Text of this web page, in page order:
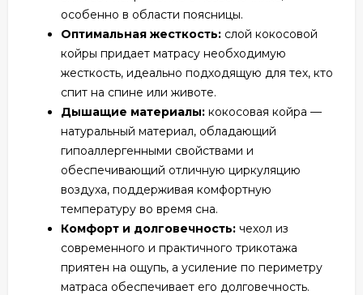
особенно в области поясницы.
Оптимальная жесткость: слой кокосовой
койры придает матрасу необходимую
жесткость, идеально подходящую для тех, кто
спит на спине или животе.
Дышащие материалы: кокосовая койра —
натуральный материал, обладающий
гипоаллергенными свойствами и
обеспечивающий отличную циркуляцию
воздуха, поддерживая комфортную
температуру во время сна.
Комфорт и долговечность: чехол из
современного и практичного трикотажа
приятен на ощупь, а усиление по периметру
матраса обеспечивает его долговечность.